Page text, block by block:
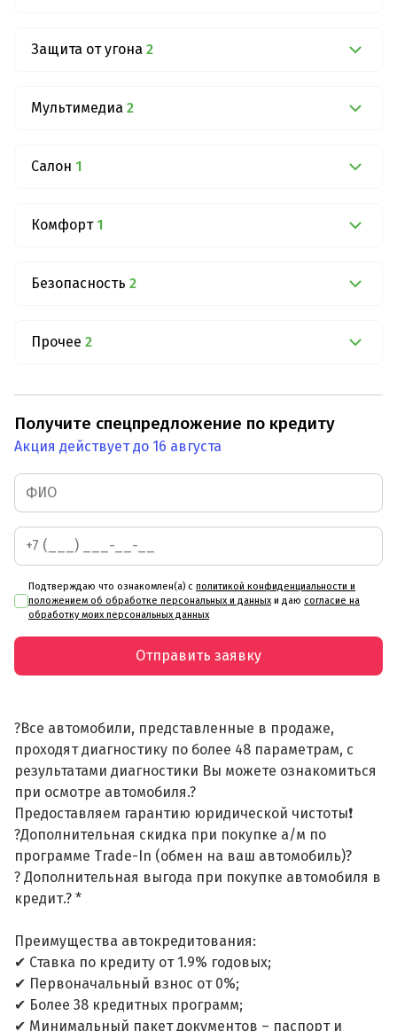
Защита от угона 2
Мультимедиа 2
Салон 1
Комфорт 1
Безопасность 2
Прочее 2
Получите спецпредложение по кредиту
Акция действует до 16 августа
Подтверждаю что ознакомлен(а) с политикой конфиденциальности и
положением об обработке персональных и данных и даю согласие на
обработку моих персональных данных
Отправить заявку
?Все автомобили, представленные в продаже,
проходят диагностику по более 48 параметрам, с
результатами диагностики Вы можете ознакомиться
при осмотре автомобиля.?
Предоставляем гарантию юридической чистоты❗
?Дополнительная скидка при покупке а/м по
программе Trade-In (обмен на ваш автомобиль)?
? Дополнительная выгода при покупке автомобиля в
кредит.? *
Преимущества автокредитования:
✔ Ставка по кредиту от 1.9% годовых;
✔ Первоначальный взнос от 0%;
✔ Более 38 кредитных программ;
✔ Минимальный пакет документов – паспорт и